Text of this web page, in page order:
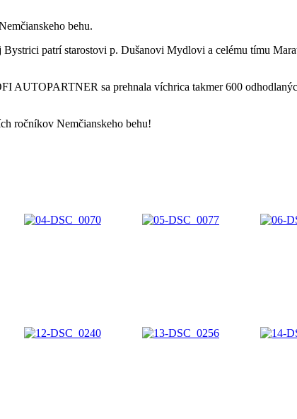
behu.
patrí starostovi p. Dušanovi Mydlovi a celému tímu
sa prehnala víchrica takmer 600
ročníkov Nemčianskeho behu!